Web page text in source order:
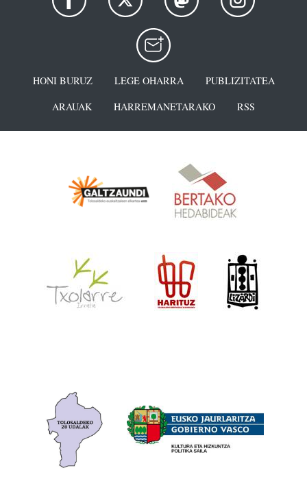
HONI BURUZ LEGE OHARRA
PUBLIZITATEA
ARAUAK
HARREMANETARAKO RSS